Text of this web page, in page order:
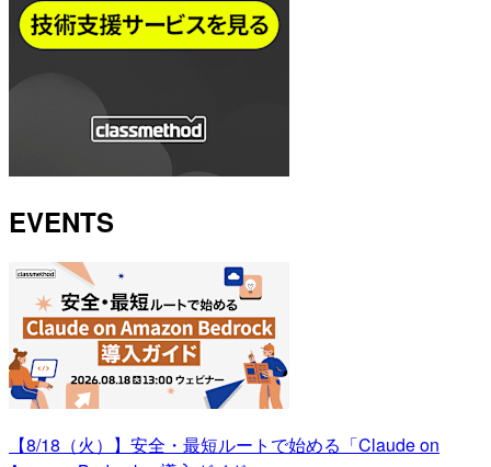
EVENTS
【8/18（火）】安全・最短ルートで始める「Claude on